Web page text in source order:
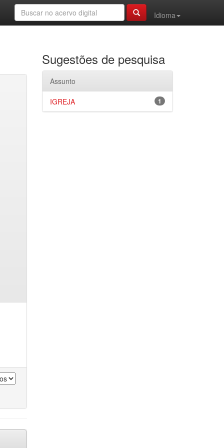
Idioma
Sugestões de pesquisa
Assunto
1
IGREJA